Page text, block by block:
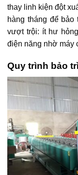
thay linh kiện đột
hàng tháng để
vượt trội: ít hư
điện năng nhờ máy
Quy trình bảo